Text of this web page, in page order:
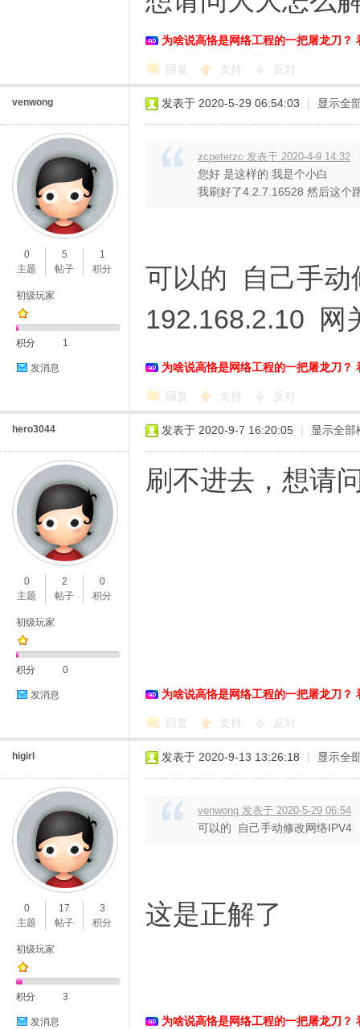
为啥说高恪是网络工程的一把屠龙刀？
回复 支持 反对
venwong
0
主题
5
帖子
1
积分
初级玩家
积分 1
发消息
发表于 2020-5-29 06:54:03 | 显示全
zcpeterzc 发表于 2020-4-9 14:32
您好 是这样的 我是个小白
我刷好了4.2.7.16528 然后这个
可以的 自己手
192.168.2.10 网
为啥说高恪是网络工程的一把屠龙刀？
回复 支持 反对
hero3044
0
主题
2
帖子
0
积分
初级玩家
积分 0
发消息
发表于 2020-9-7 16:20:05 | 显示全部
刷不进去，想请
为啥说高恪是网络工程的一把屠龙刀？
回复 支持 反对
higirl
0
主题
17
帖子
3
积分
初级玩家
积分 3
发消息
发表于 2020-9-13 13:26:18 | 显示全
venwong 发表于 2020-5-29 06:54
可以的 自己手动修改网络
这是正解了
为啥说高恪是网络工程的一把屠龙刀？